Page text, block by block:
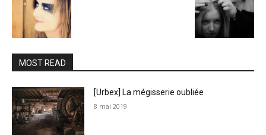
MOST READ
[Urbex] La mégisserie oubliée
8 mai 2019